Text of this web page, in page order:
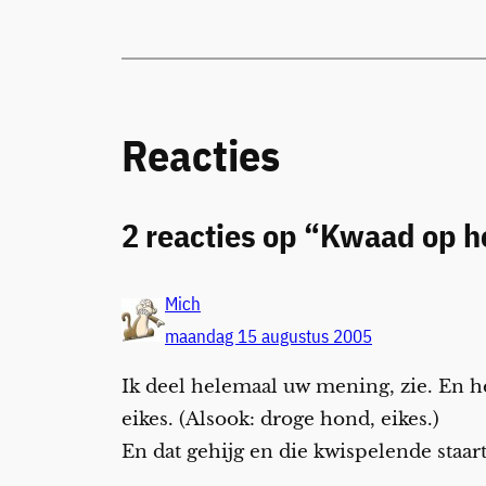
Reacties
2 reacties op “Kwaad op
Mich
maandag 15 augustus 2005
Ik deel helemaal uw mening, zie. En
eikes. (Alsook: droge hond, eikes.)
En dat gehijg en die kwispelende